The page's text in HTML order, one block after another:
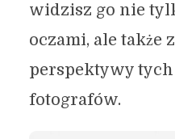
widzisz go nie
oczami, ale także
perspektywy tych
fotografów.